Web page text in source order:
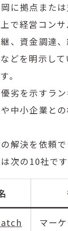
に拠点また
で経営コン
、資金調達
どを明示し
。
劣を示すラ
中小企業と
解決を依頼
次の10社です
マー